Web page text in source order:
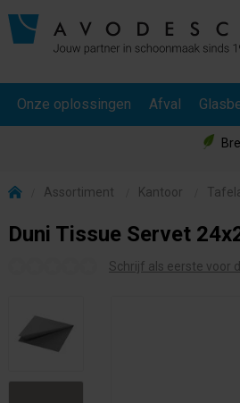
Onze oplossingen Afval
Assortiment Kantoor
Duni Tissue Servet
Schrijf als eerste voor